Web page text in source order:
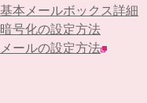
基本メールボックス詳細
暗号化の設定方法
メールの設定方法